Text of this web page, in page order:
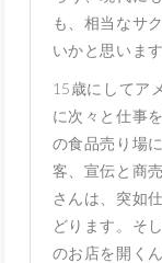
も、相当なサ
いかと思います
15歳にしてア
に次々と仕事
の食品売り場
客、宣伝と商
さんは、突如
どります。そ
のお店を開く